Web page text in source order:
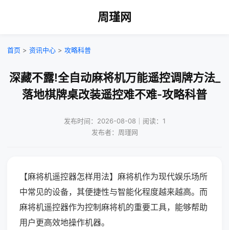
周瑾网
首页 > 资讯中心 > 攻略科普
深藏不露!全自动麻将机万能遥控调牌方法_
落地棋牌桌改装遥控难不难-攻略科普
发布时间：2026-08-08｜阅读：1
发布者：周瑾网
【麻将机遥控器怎样用法】麻将机作为现代娱乐场所
中常见的设备，其便捷性与智能化程度越来越高。而
麻将机遥控器作为控制麻将机的重要工具，能够帮助
用户更高效地操作机器。